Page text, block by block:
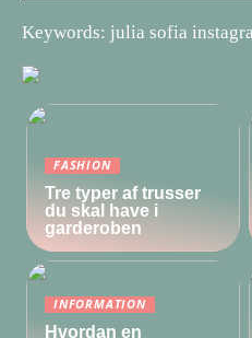
Keywords: julia sofia
FASHION
Tre typer af trusser
du skal have i
garderoben
INFORMATION
Hvordan en